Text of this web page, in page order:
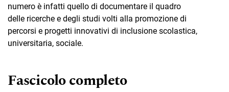
numero è infatti quello di documentare il quadro
delle ricerche e degli studi volti alla promozione di
percorsi e progetti innovativi di inclusione scolastica,
universitaria, sociale.
Fascicolo completo